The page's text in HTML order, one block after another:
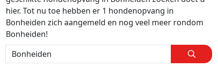
hier. Tot nu toe hebben er 1 hondenopvang in
Bonheiden zich aangemeld en nog veel meer rondom
Bonheiden!